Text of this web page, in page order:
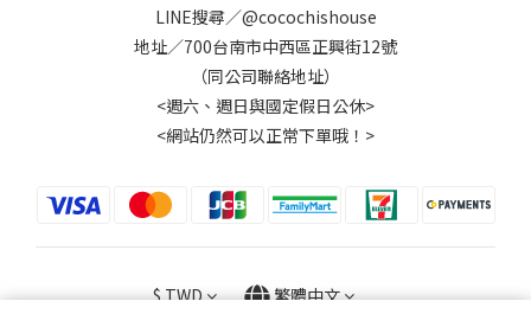
LINE搜尋／@cocochishouse
地址／700台南市中西區正興街12號
（同公司聯絡地址）
<週六、週日與國定假日公休>
<網站仍然可以正常下單哦！>
$TWD 繁體中文